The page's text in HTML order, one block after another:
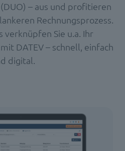
– aus und profitieren
Rechnungsprozess.
verknüpfen Sie u.a. Ihr
DATEV – schnell, einfach
digital.